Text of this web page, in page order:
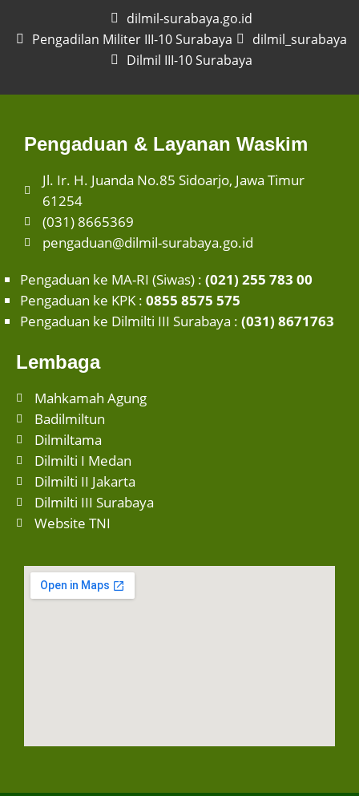
dilmil-surabaya.go.id
Pengadilan Militer III-10 Surabaya
dilmil_surabaya
Dilmil III-10 Surabaya
Pengaduan & Layanan Waskim
Jl. Ir. H. Juanda No.85 Sidoarjo, Jawa Timur
61254
(031) 8665369
pengaduan@dilmil-surabaya.go.id
Pengaduan ke MA-RI (Siwas) : (021) 255 783 00
Pengaduan ke KPK : 0855 8575 575
Pengaduan ke Dilmilti III Surabaya : (031) 8671763
Lembaga
Mahkamah Agung
Badilmiltun
Dilmiltama
Dilmilti I Medan
Dilmilti II Jakarta
Dilmilti III Surabaya
Website TNI